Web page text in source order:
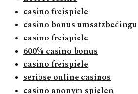
casino freispiele
casino bonus
casino freispiele
600% casino bonus
casino freispiele
seriöse online casinos
casino anonym spielen